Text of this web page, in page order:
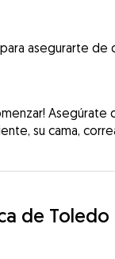
asegurarte
su cama,
de Toledo